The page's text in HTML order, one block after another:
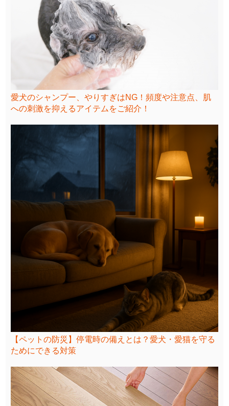
愛犬のシャンプー、やりすぎはNG！頻度や注意点、肌
への刺激を抑えるアイテムをご紹介！
【ペットの防災】停電時の備えとは？愛犬・愛猫を守る
ためにできる対策